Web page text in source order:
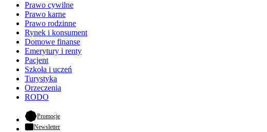
Prawo cywilne
Prawo karne
Prawo rodzinne
Rynek i konsument
Domowe finanse
Emerytury i renty
Pacjent
Szkoła i uczeń
Turystyka
Orzeczenia
RODO
Promocje- otwiera się w nowej karcie
Newsletter